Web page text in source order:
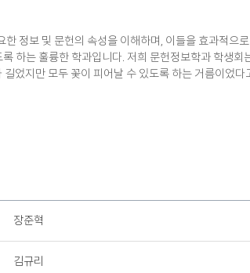
정보 및 문헌의 속성을 이해하며, 이들을 효과적으
하는 훌륭한 학과입니다. 저희 문헌정보학과 학생회
었지만 모두 꽃이 피어날 수 있도록 하는 거름이었다
장준혁
김규리